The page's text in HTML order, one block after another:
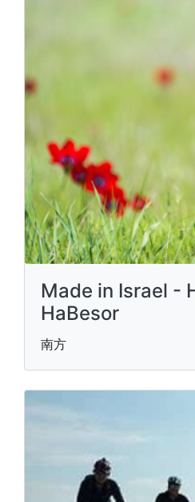
Made in Israel -
HaBesor
南方